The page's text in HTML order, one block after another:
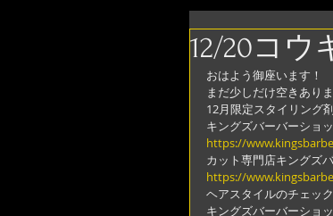
12/20コウ
おはよう御座います！
まだ少しだけ空きあり
12月限定スタイリング
キングズバーバーショ
https://
カット専門店キングズ
https://
ヘアスタイルのチェッ
キングズバーバーショ